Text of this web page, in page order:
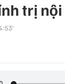
trị nội